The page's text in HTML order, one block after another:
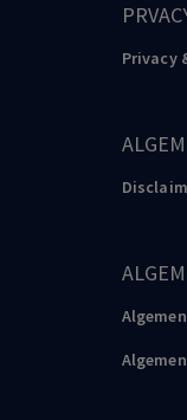
Privacy